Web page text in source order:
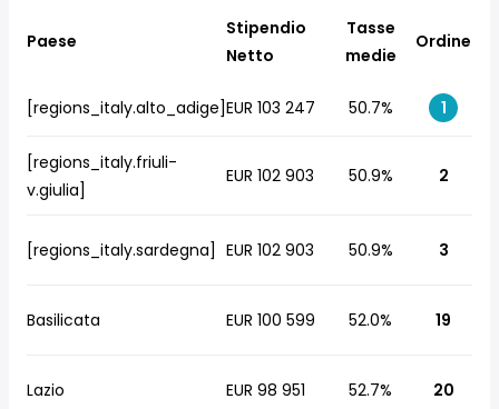
Paese
Stipendio
Netto
Tasse
medie
Ordine
[regions_italy.alto_adige]EUR 103 247 50.7% 1
[regions_italy.friuli-
v.giulia]
EUR 102 903 50.9% 2
[regions_italy.sardegna] EUR 102 903 50.9% 3
Basilicata EUR 100 599 52.0% 19
Lazio EUR 98 951 52.7% 20